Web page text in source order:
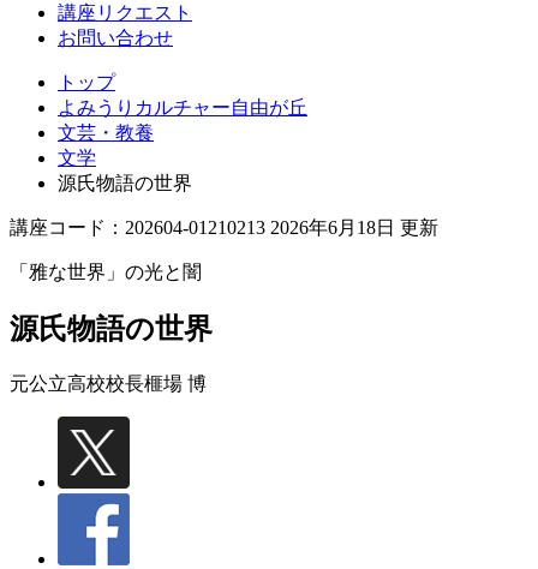
講座リクエスト
お問い合わせ
トップ
よみうりカルチャー自由が丘
文芸・教養
文学
源氏物語の世界
講座コード：202604-01210213 2026年6月18日 更新
「雅な世界」の光と闇
源氏物語の世界
元公立高校校長榧場 博